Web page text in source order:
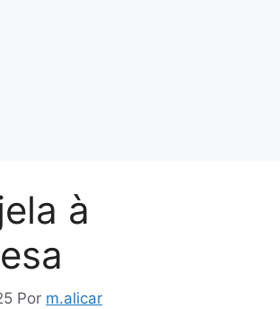
à
Por m.alicar